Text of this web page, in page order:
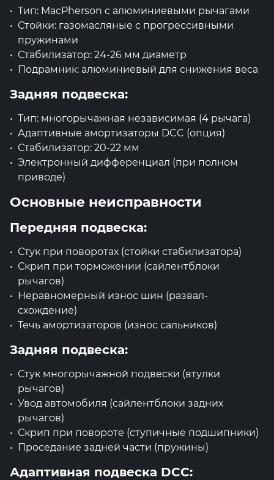
Тип: MacPherson с алюминиевыми рычагами
Стойки: газомасляные с прогрессивными
пружинами
Стабилизатор: 24-26 мм диаметр
Подрамник: алюминиевый для снижения веса
Задняя подвеска:
Тип: многорычажная независимая (4 рычага)
Адаптивные амортизаторы DCC (опция)
Стабилизатор: 20-22 мм
Электронный дифференциал (при полном
приводе)
Основные неисправности
Передняя подвеска:
Стук при поворотах (стойки стабилизатора)
Скрип при торможении (сайлентблоки
рычагов)
Неравномерный износ шин (развал-
схождение)
Течь амортизаторов (износ сальников)
Задняя подвеска:
Стук многорычажной подвески (втулки
рычагов)
Увод автомобиля (сайлентблоки задних
рычагов)
Скрип при повороте (ступичные подшипники)
Проседание задней части (пружины)
Адаптивная подвеска DCC: